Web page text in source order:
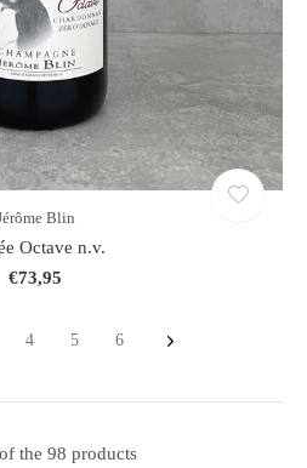
Blin
Octave n.v.
€73,95
4 5 6
the 98 products